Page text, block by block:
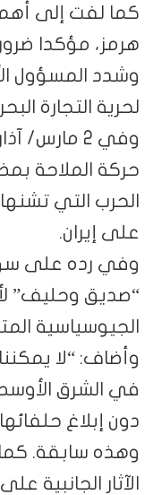
كما لفت إلى
هرمز، مؤكدا
وشدد المسؤول
لحرية التجارة
وفي 2
حركة الملاحة
الحرب التي
على إيران.
وفي رده على
“صديق وحليف”
الجيوسياسية
وأضاف: “لا
في الشرق
دون إبلاغ
وهذه سابقة. كما
الآثار الجانبية